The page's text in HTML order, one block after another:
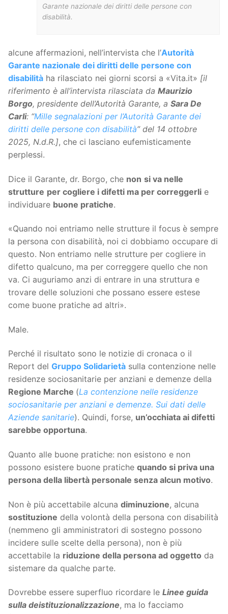
Garante nazionale dei diritti delle persone con
disabilità.
alcune affermazioni, nell’intervista che l’Autorità
Garante nazionale dei diritti delle persone con
disabilità ha rilasciato nei giorni scorsi a «Vita.it» [il
riferimento è all’intervista rilasciata da Maurizio
Borgo, presidente dell’Autorità Garante, a Sara De
Carli: “Mille segnalazioni per l’Autorità Garante dei
diritti delle persone con disabilità” del 14 ottobre
2025, N.d.R.], che ci lasciano eufemisticamente
perplessi.
Dice il Garante, dr. Borgo, che non si va nelle
strutture per cogliere i difetti ma per correggerli e
individuare buone pratiche.
«Quando noi entriamo nelle strutture il focus è sempre
la persona con disabilità, noi ci dobbiamo occupare di
questo. Non entriamo nelle strutture per cogliere in
difetto qualcuno, ma per correggere quello che non
va. Ci auguriamo anzi di entrare in una struttura e
trovare delle soluzioni che possano essere estese
come buone pratiche ad altri».
Male.
Perché il risultato sono le notizie di cronaca o il
Report del Gruppo Solidarietà sulla contenzione nelle
residenze sociosanitarie per anziani e demenze della
Regione Marche (La contenzione nelle residenze
sociosanitarie per anziani e demenze. Sui dati delle
Aziende sanitarie). Quindi, forse, un’occhiata ai difetti
sarebbe opportuna.
Quanto alle buone pratiche: non esistono e non
possono esistere buone pratiche quando si priva una
persona della libertà personale senza alcun motivo.
Non è più accettabile alcuna diminuzione, alcuna
sostituzione della volontà della persona con disabilità
(nemmeno gli amministratori di sostegno possono
incidere sulle scelte della persona), non è più
accettabile la riduzione della persona ad oggetto da
sistemare da qualche parte.
Dovrebbe essere superfluo ricordare le Linee guida
sulla deistituzionalizzazione, ma lo facciamo